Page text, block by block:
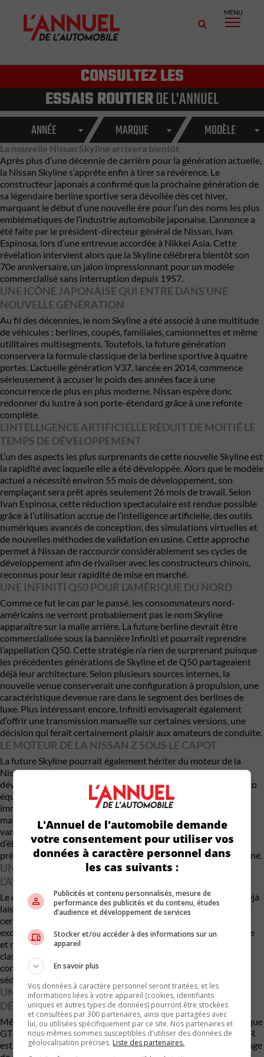
MENU
CONSULTEZ LES
ESSAIS ROUTIERDE L'ANNUEL
ANNÉE MARQUE MODÈLE
La nouvelle Nissan Skyline arrivera bientôt
Après plus d’une décennie de carrière pour la génération actuelle,
la Nissan Skyline s’apprête enfin à tirer sa révérence. Le
constructeur japonais a confirmé que la prochaine génération de
sa légendaire berline sportive sera dévoilée dès cet hiver,
marquant le début d’une nouvelle ère pour l’un des noms les plus
emblématiques de l’industrie automobile japonaise. L’annonce a
été faite par le président-directeur général de Nissan, Ivan
Espinosa, lors d’une entrevue accordée à Nikkei Asia. Cette
révélation intervient alors que la Skyline célébrera bientôt son
70e anniversaire, un jalon impressionnant pour un modèle
commercialisé sans interruption depuis 1957.
UNE ICÔNE JAPONAISE QUI ENTRE DANS UNE
NOUVELLE GÉNÉRATION
Au fil des décennies, le nom Skyline a été associé à une multitude
de véhicules : berlines, coupés, familiales, camionnettes et même
utilitaires multisegments. Toutefois, la future génération
conservera la formule classique de la berline sportive à quatre
portes. L’actuelle génération V37, lancée en 2014, commence
sérieusement à accuser le poids des années face à une
concurrence de plus en plus moderne. Nissan espère donc
redonner du lustre à son porte-étendard grâce à une refonte
complète.
L’INTELLIGENCE ARTIFICIELLE RÉDUIT DE MOITIÉ LE
TEMPS DE DÉVELOPPEMENT
L’un des aspects les plus surprenants de cette nouvelle Skyline est
la rapidité avec laquelle elle a été développée. Alors que le modèle
actuel a nécessité environ 55 mois de développement, son
remplaçant sera prêt après seulement 26 mois de travail. Selon
Ivan Espinosa, cette réduction spectaculaire est rendue possible
grâce à l’utilisation accrue de l’intelligence artificielle, des outils
numériques avancés de conception, des simulations virtuelles et
de nouvelles méthodes de validation en usine. Cette approche
permet à Nissan de raccourcir considérablement ses cycles de
développement afin de rivaliser avec les constructeurs chinois,
reconnus pour leur rapidité de mise en marché.
UNE INFINITI Q50 POUR L’AMÉRIQUE DU NORD
Comme ce fut le cas par le passé, les consommateurs nord-
américains ne verront probablement pas le nom Skyline
apparaître sur la malle arrière. La future berline devrait être
commercialisée sous la bannière Infiniti et pourrait reprendre
l’appellation Q50. Cette stratégie n’a rien de surprenant puisque
les précédentes générations de Skyline et de Q50 partageaient
déjà leur architecture. Selon plusieurs sources internes, la
nouvelle venue conserverait une configuration à propulsion, une
caractéristique devenue rare dans le segment des berlines de
luxe. Plus intéressant encore, Infiniti envisagerait également
d’offrir une transmission manuelle sur certaines versions, une
décision qui ferait certainement plaisir aux amateurs de conduite.
LE MOTEUR DE LA NISSAN Z SOUS LE CAPOT
La future Skyline pourrait également hériter du moteur de la
Nissan Z. Il s’agirait du V6 biturbo VR30DDTT de 3,0 litres
développant jusqu’à 420 chevaux dans la récente version Nismo
équipée d’une boîte manuelle. Une telle mécanique placerait
immédiatement la berline parmi les références du segment en
matière de performances. Nissan pourrait aussi proposer des
variantes à rouage intégral et transmission automatique afin
d’élargir sa clientèle, mais tout indique que la marque souhaite
préserver le caractère sportif qui a bâti la réputation de la Skyline.
UN DESIGN INSPIRÉ DU PASSÉ, TOURNÉ VERS
L’AVENIR
Le directeur mondial du design de Nissan, Alfonso Albaisa, a déjà
laissé entendre que le style de la nouvelle Skyline s’inspirera de
certains éléments historiques sans tomber dans la nostalgie
excessive. Selon lui, la voiture affichera une silhouette agressive
et moderne, avec des proportions rappelant les modèles
classiques tout en adoptant un langage stylistique résolument
contemporain. Cette approche pourrait permettre à Nissan de
séduire autant les puristes que les nouveaux acheteurs.
UNE NOUVELLE GT-R EST ÉGALEMENT EN
DÉVELOPPEMENT
Même si cette Skyline ne remplacera pas directement la mythique
GT-R R35, Nissan confirme qu’une nouvelle génération de GT-R
est bel et bien en chantier. Ivan Espinosa a indiqué que davantage
L'Annuel de l'automobile demande
votre consentement pour utiliser vos
données à caractère personnel dans
les cas suivants :
Publicités et contenu personnalisés, mesure de
performance des publicités et du contenu, études
d’audience et développement de services
Stocker et/ou accéder à des informations sur un
appareil
En savoir plus
Vos données à caractère personnel seront traitées, et les
informations liées à votre appareil (cookies, identifiants
uniques et autres types de données) pourront être stockées
et consultées par 300 partenaires, ainsi que partagées avec
lui, ou utilisées spécifiquement par ce site. Nos partenaires et
nous-mêmes sommes susceptibles d'utiliser des données de
géolocalisation précises. Liste des partenaires.